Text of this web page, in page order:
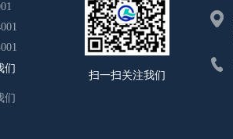
们
们
扫一扫关注我们